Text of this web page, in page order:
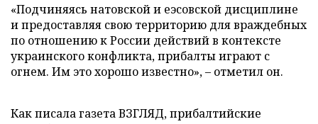
«Подчиняясь натовской и еэсовской дисциплине
и предоставляя свою территорию для враждебных
по отношению к России действий в контексте
украинского конфликта, прибалты играют с
огнем. Им это хорошо известно», – отметил он.
Как писала газета ВЗГЛЯД, прибалтийские